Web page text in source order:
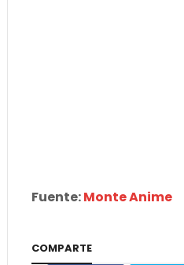
Fuente:Monte Anime
COMPARTE